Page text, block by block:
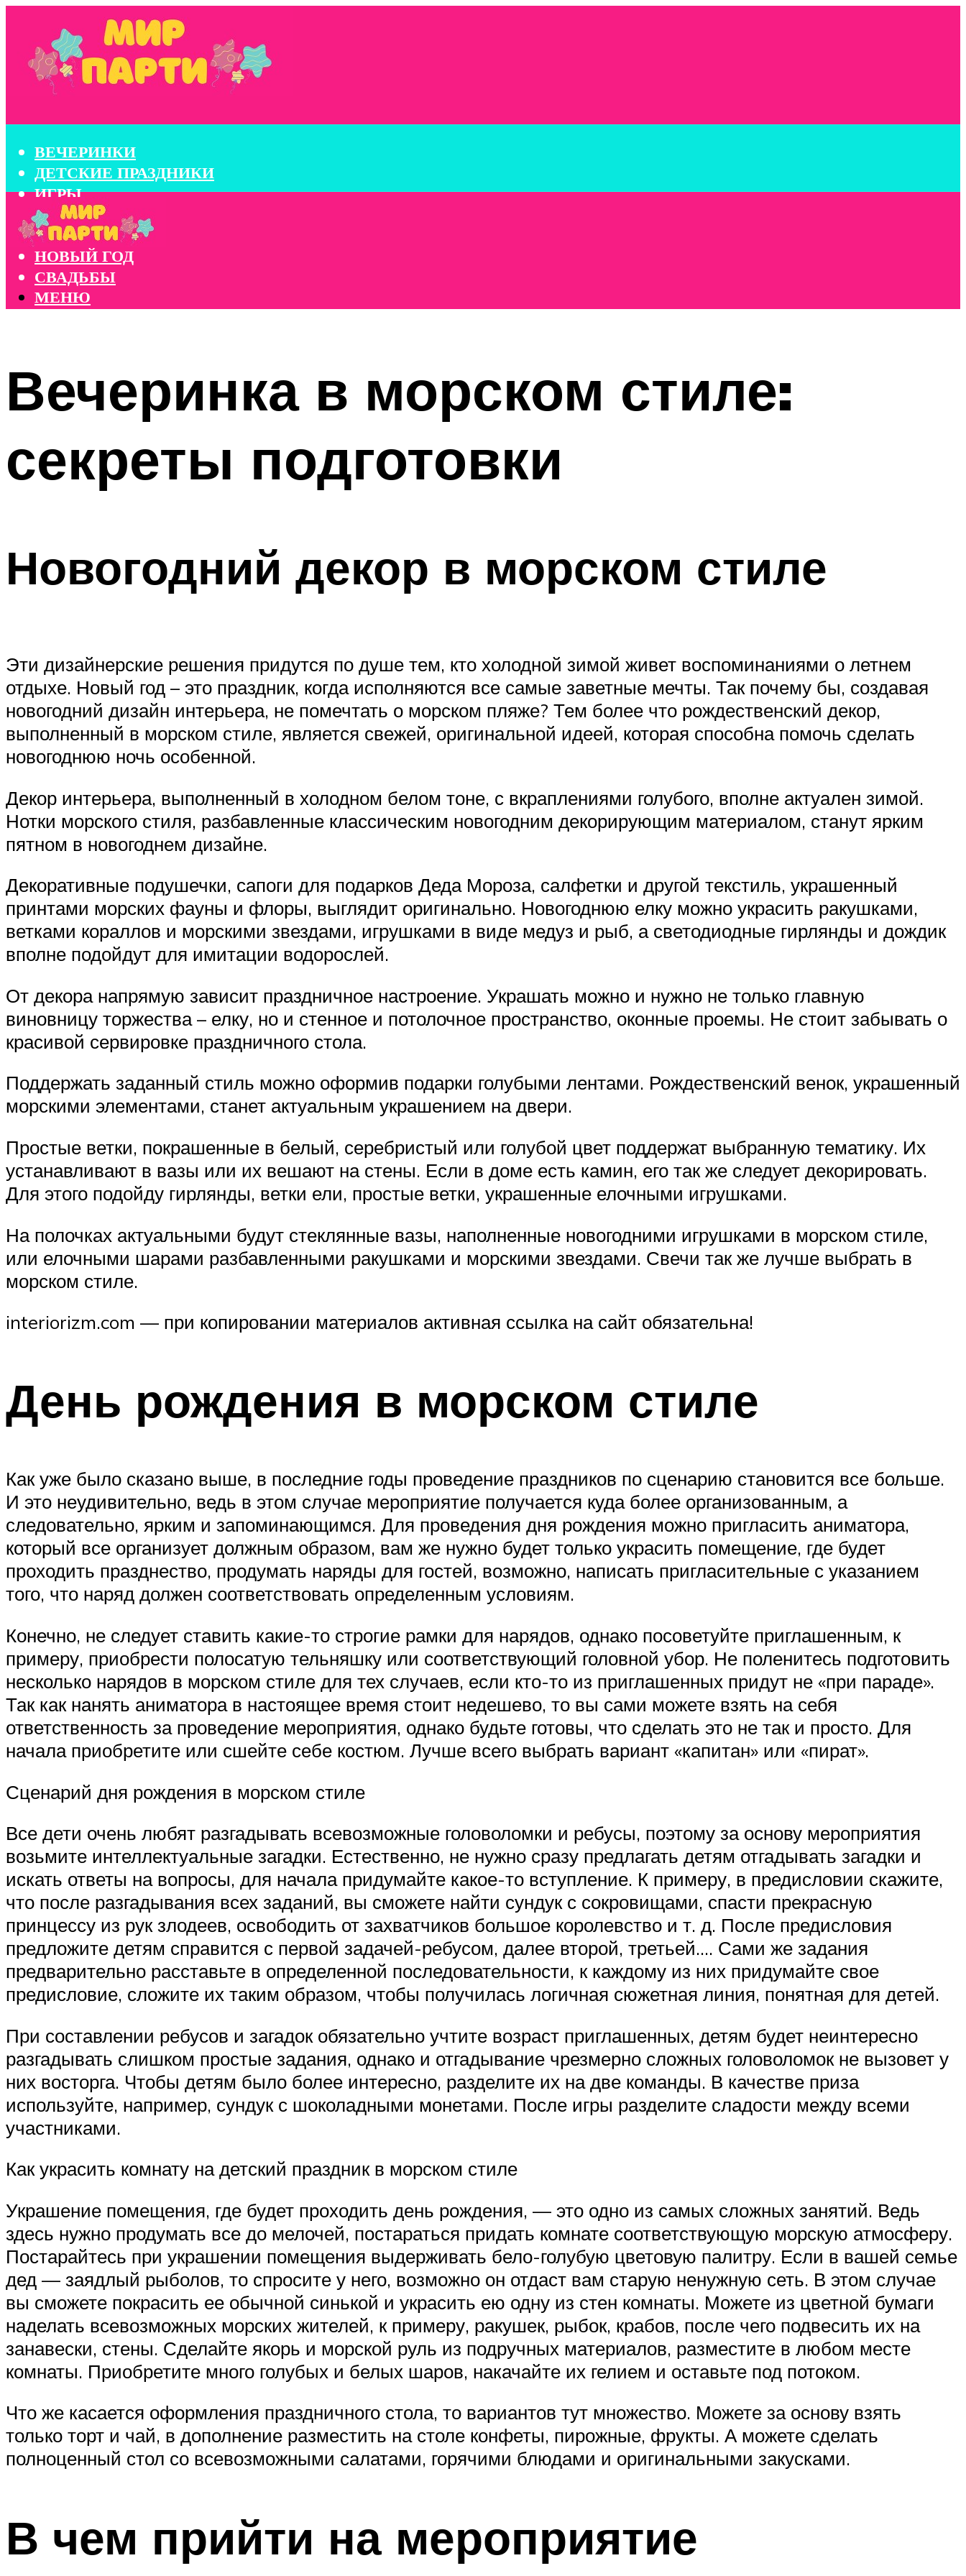
ВЕЧЕРИНКИ
ДЕТСКИЕ ПРАЗДНИКИ
ИГРЫ
КОНКУРСЫ
КОРПОРАТИВЫ
НОВЫЙ ГОД
СВАДЬБЫ
МЕНЮ
Вечеринка в морском стиле:
секреты подготовки
Новогодний декор в морском стиле
Эти дизайнерские решения придутся по душе тем, кто холодной зимой живет воспоминаниями о летнем
отдыхе. Новый год – это праздник, когда исполняются все самые заветные мечты. Так почему бы, создавая
новогодний дизайн интерьера, не помечтать о морском пляже? Тем более что рождественский декор,
выполненный в морском стиле, является свежей, оригинальной идеей, которая способна помочь сделать
новогоднюю ночь особенной.
Декор интерьера, выполненный в холодном белом тоне, с вкраплениями голубого, вполне актуален зимой.
Нотки морского стиля, разбавленные классическим новогодним декорирующим материалом, станут ярким
пятном в новогоднем дизайне.
Декоративные подушечки, сапоги для подарков Деда Мороза, салфетки и другой текстиль, украшенный
принтами морских фауны и флоры, выглядит оригинально. Новогоднюю елку можно украсить ракушками,
ветками кораллов и морскими звездами, игрушками в виде медуз и рыб, а светодиодные гирлянды и дождик
вполне подойдут для имитации водорослей.
От декора напрямую зависит праздничное настроение. Украшать можно и нужно не только главную
виновницу торжества – елку, но и стенное и потолочное пространство, оконные проемы. Не стоит забывать о
красивой сервировке праздничного стола.
Поддержать заданный стиль можно оформив подарки голубыми лентами. Рождественский венок, украшенный
морскими элементами, станет актуальным украшением на двери.
Простые ветки, покрашенные в белый, серебристый или голубой цвет поддержат выбранную тематику. Их
устанавливают в вазы или их вешают на стены. Если в доме есть камин, его так же следует декорировать.
Для этого подойду гирлянды, ветки ели, простые ветки, украшенные елочными игрушками.
На полочках актуальными будут стеклянные вазы, наполненные новогодними игрушками в морском стиле,
или елочными шарами разбавленными ракушками и морскими звездами. Свечи так же лучше выбрать в
морском стиле.
interiorizm.com — при копировании материалов активная ссылка на сайт обязательна!
День рождения в морском стиле
Как уже было сказано выше, в последние годы проведение праздников по сценарию становится все больше.
И это неудивительно, ведь в этом случае мероприятие получается куда более организованным, а
следовательно, ярким и запоминающимся. Для проведения дня рождения можно пригласить аниматора,
который все организует должным образом, вам же нужно будет только украсить помещение, где будет
проходить празднество, продумать наряды для гостей, возможно, написать пригласительные с указанием
того, что наряд должен соответствовать определенным условиям.
Конечно, не следует ставить какие-то строгие рамки для нарядов, однако посоветуйте приглашенным, к
примеру, приобрести полосатую тельняшку или соответствующий головной убор. Не поленитесь подготовить
несколько нарядов в морском стиле для тех случаев, если кто-то из приглашенных придут не «при параде».
Так как нанять аниматора в настоящее время стоит недешево, то вы сами можете взять на себя
ответственность за проведение мероприятия, однако будьте готовы, что сделать это не так и просто. Для
начала приобретите или сшейте себе костюм. Лучше всего выбрать вариант «капитан» или «пират».
Сценарий дня рождения в морском стиле
Все дети очень любят разгадывать всевозможные головоломки и ребусы, поэтому за основу мероприятия
возьмите интеллектуальные загадки. Естественно, не нужно сразу предлагать детям отгадывать загадки и
искать ответы на вопросы, для начала придумайте какое-то вступление. К примеру, в предисловии скажите,
что после разгадывания всех заданий, вы сможете найти сундук с сокровищами, спасти прекрасную
принцессу из рук злодеев, освободить от захватчиков большое королевство и т. д. После предисловия
предложите детям справится с первой задачей-ребусом, далее второй, третьей…. Сами же задания
предварительно расставьте в определенной последовательности, к каждому из них придумайте свое
предисловие, сложите их таким образом, чтобы получилась логичная сюжетная линия, понятная для детей.
При составлении ребусов и загадок обязательно учтите возраст приглашенных, детям будет неинтересно
разгадывать слишком простые задания, однако и отгадывание чрезмерно сложных головоломок не вызовет у
них восторга. Чтобы детям было более интересно, разделите их на две команды. В качестве приза
используйте, например, сундук с шоколадными монетами. После игры разделите сладости между всеми
участниками.
Как украсить комнату на детский праздник в морском стиле
Украшение помещения, где будет проходить день рождения, — это одно из самых сложных занятий. Ведь
здесь нужно продумать все до мелочей, постараться придать комнате соответствующую морскую атмосферу.
Постарайтесь при украшении помещения выдерживать бело-голубую цветовую палитру. Если в вашей семье
дед — заядлый рыболов, то спросите у него, возможно он отдаст вам старую ненужную сеть. В этом случае
вы сможете покрасить ее обычной синькой и украсить ею одну из стен комнаты. Можете из цветной бумаги
наделать всевозможных морских жителей, к примеру, ракушек, рыбок, крабов, после чего подвесить их на
занавески, стены. Сделайте якорь и морской руль из подручных материалов, разместите в любом месте
комнаты. Приобретите много голубых и белых шаров, накачайте их гелием и оставьте под потоком.
Что же касается оформления праздничного стола, то вариантов тут множество. Можете за основу взять
только торт и чай, в дополнение разместить на столе конфеты, пирожные, фрукты. А можете сделать
полноценный стол со всевозможными салатами, горячими блюдами и оригинальными закусками.
В чем прийти на мероприятие